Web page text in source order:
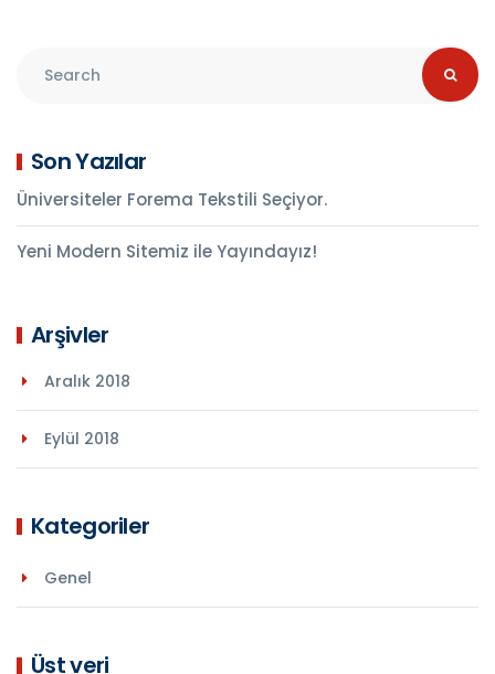
Son Yazılar
Üniversiteler Forema Tekstili Seçiyor.
Yeni Modern Sitemiz ile Yayındayız!
Arşivler
Aralık 2018
Eylül 2018
Kategoriler
Genel
Üst veri